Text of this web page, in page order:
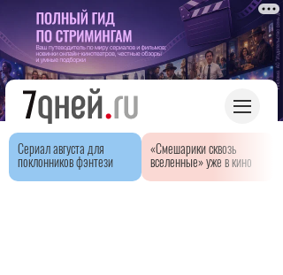
Сериал августа для
поклонников фэнтези
«Смешарики сквозь
вселенные» уже в кино